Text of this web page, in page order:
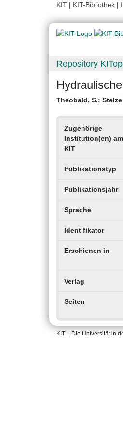
KIT | KIT-Bibliothek |
Repository
Theobald, S.;
Zugehörige
Institution(en) am
KIT
Publikationstyp
Publikationsjahr
Sprache
Identifikator
Erschienen in
Verlag
Seiten
KIT – Die Universität in